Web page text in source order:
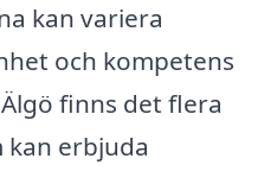
kan variera
och kompetens
finns det flera
erbjuda